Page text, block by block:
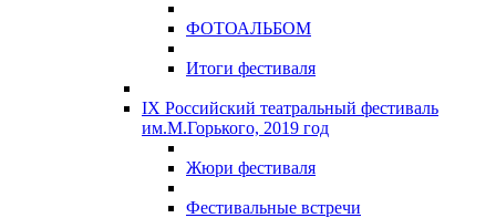
ФОТОАЛЬБОМ
Итоги фестиваля
IX Российский театральный фестиваль
им.М.Горького, 2019 год
Жюри фестиваля
Фестивальные встречи